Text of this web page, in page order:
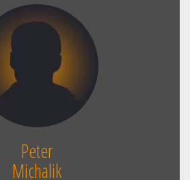
Peter
Michalik